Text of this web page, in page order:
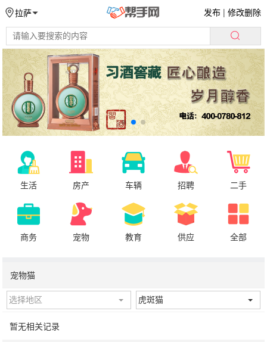
拉萨 发布 |修改删除
生活 房产 车辆 招聘 二手
商务 宠物 教育 供应 全部
宠物猫
选择地区 虎斑猫
暂无相关记录